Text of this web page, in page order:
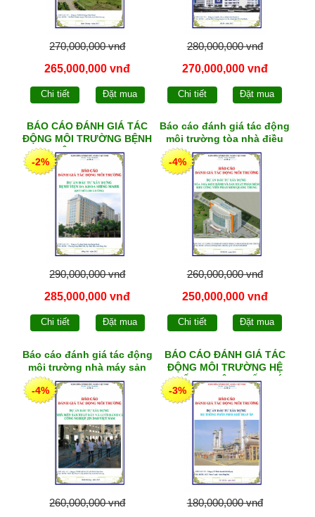
270,000,000 vnđ
265,000,000 vnđ
Chi tiết Đặt mua
280,000,000 vnđ
270,000,000 vnđ
Chi tiết Đặt mua
BÁO CÁO ĐÁNH GIÁ TÁC
ĐỘNG MÔI TRƯỜNG BỆNH
VIỆN ĐA KHOA
-2%
290,000,000 vnđ
285,000,000 vnđ
Chi tiết Đặt mua
Báo cáo đánh giá tác động
môi trường tòa nhà điều
hành và sản xuất phần
mềm
-4%
260,000,000 vnđ
250,000,000 vnđ
Chi tiết Đặt mua
Báo cáo đánh giá tác động
môi trường nhà máy sản
xuất dây và lưới đánh cá
công nghiệp
-4%
260,000,000 vnđ
BÁO CÁO ĐÁNH GIÁ TÁC
ĐỘNG MÔI TRƯỜNG HỆ
THỐNG PHÂN PHỐI KHÍ
THẤP ÁP
-3%
180,000,000 vnđ